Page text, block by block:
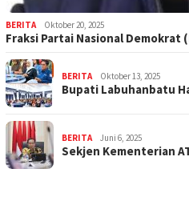
BERITA Oktober 20, 2025
Fraksi Partai Nasional Demokrat
BERITA Oktober 13, 2025
Bupati Labuhanbatu
BERITA Juni 6, 2025
Sekjen Kementerian